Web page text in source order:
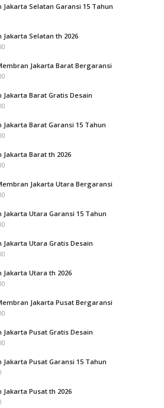
Selatan Garansi 15 Tahun
Selatan th 2026
Jakarta Barat Bergaransi
Jakarta Barat Gratis Desain
Barat Garansi 15 Tahun
Barat th 2026
Jakarta Utara Bergaransi
Jakarta Utara Garansi 15 Tahun
Jakarta Utara Gratis Desain
Utara th 2026
Jakarta Pusat Bergaransi
Pusat Gratis Desain
Pusat Garansi 15 Tahun
Pusat th 2026